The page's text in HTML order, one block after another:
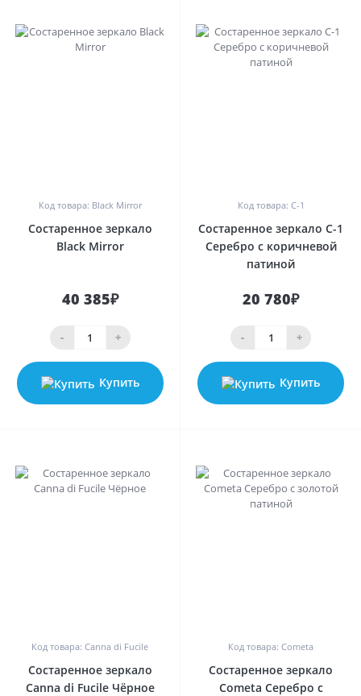
Код товара: Black Mirror
Состаренное зеркало
Black Mirror
40 385₽
- +
Купить
Код товара: C-1
Состаренное зеркало C-1
Серебро с коричневой
патиной
20 780₽
- +
Купить
Код товара: Canna di Fucile
Состаренное зеркало
Canna di Fucile Чёрное
Код товара: Cometa
Состаренное зеркало
Cometa Серебро с